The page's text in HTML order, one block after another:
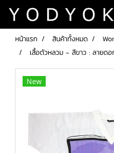
หน้าแรก สินค้าทั้งหมด
เสื้อตัวหลวม - สีขาว : ลายดอ
New